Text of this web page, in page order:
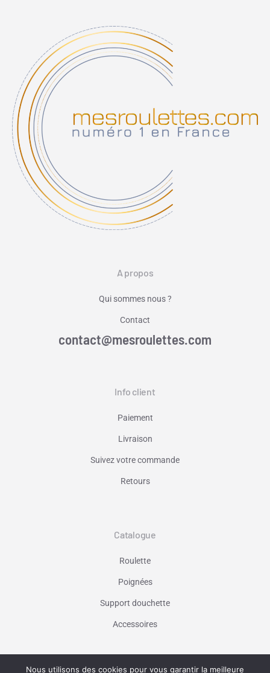
A propos
Qui sommes nous ?
Contact
contact@mesroulettes.com
Info client
Paiement
Livraison
Suivez votre commande
Retours
Catalogue
Roulette
Poignées
Support douchette
Accessoires
Nous utilisons des cookies pour vous garantir la meilleure